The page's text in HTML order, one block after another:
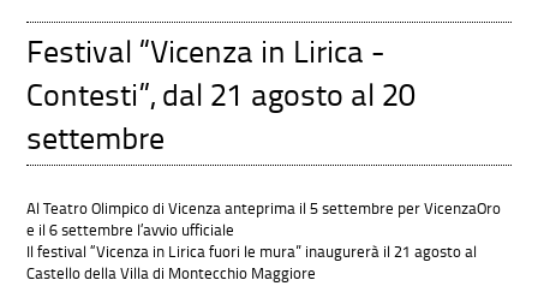
Festival “Vicenza in Lirica -
Contesti”, dal 21 agosto al 20
settembre
Al Teatro Olimpico di Vicenza anteprima il 5 settembre per VicenzaOro
e il 6 settembre l’avvio ufficiale
Il festival “Vicenza in Lirica fuori le mura” inaugurerà il 21 agosto al
Castello della Villa di Montecchio Maggiore